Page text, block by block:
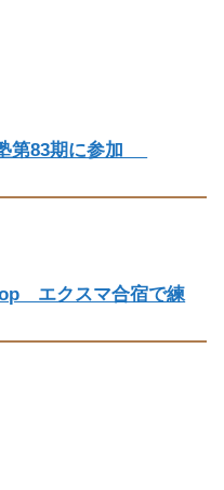
第83期に参加
エクスマ合宿で練